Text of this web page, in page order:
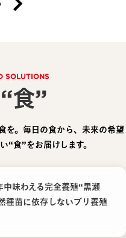
SOLUTIONS
食”
を。毎日の食から、未来の希望
“食”をお届けします。
中味わえる完全養殖“黒瀬
種苗に依存しないブリ養殖